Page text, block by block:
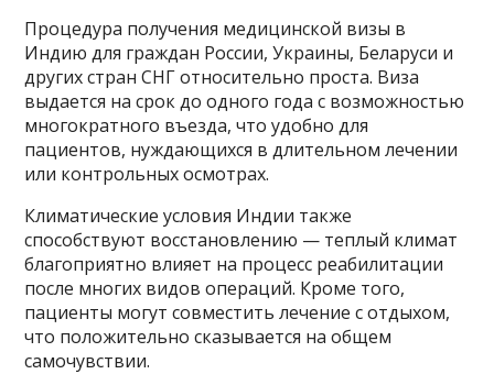
Процедура получения медицинской визы в
Индию для граждан России, Украины, Беларуси и
других стран СНГ относительно проста. Виза
выдается на срок до одного года с возможностью
многократного въезда, что удобно для
пациентов, нуждающихся в длительном лечении
или контрольных осмотрах.
Климатические условия Индии также
способствуют восстановлению — теплый климат
благоприятно влияет на процесс реабилитации
после многих видов операций. Кроме того,
пациенты могут совместить лечение с отдыхом,
что положительно сказывается на общем
самочувствии.